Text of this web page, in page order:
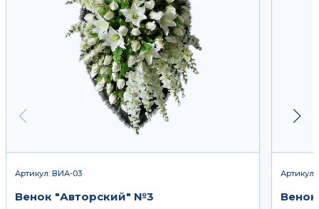
Артикул: ВИА-03
Венок "Авторский" №3